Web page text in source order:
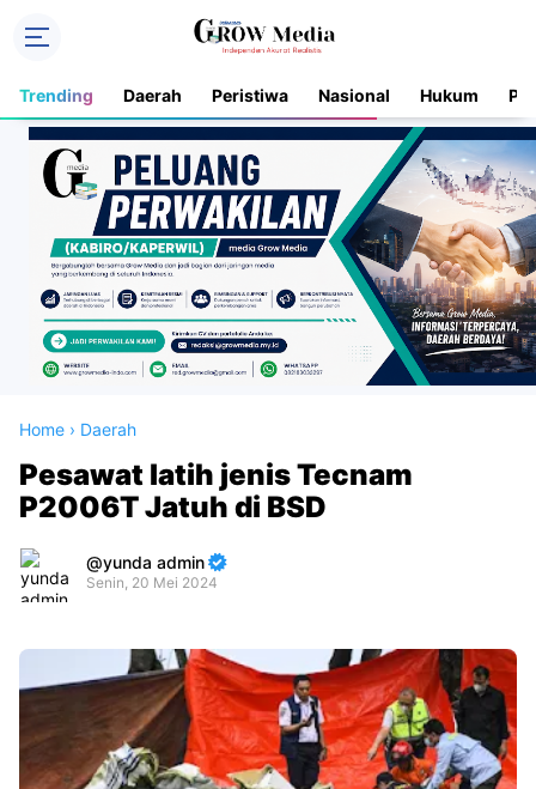
Trending Daerah Peristiwa Nasional Hukum
Home › Daerah
Pesawat latih jenis Tecnam
P2006T Jatuh di BSD
yunda admin
Senin, 20 Mei 2024
By
Raushan
With
Shroff
Templates